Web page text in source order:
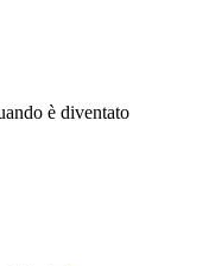
è diventato